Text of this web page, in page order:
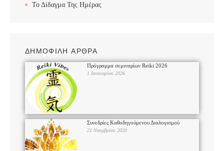
Το Δίδαγμα Της Ημέρας
ΔΗΜΟΦΙΛΗ ΑΡΘΡΑ
Πρόγραμμα σεμιναρίων Reiki 2026
1 Ιανουαρίου 2026
Συνεδρίες Καθοδηγούμενου Διαλογισμού
21 Νοεμβρίου 2020